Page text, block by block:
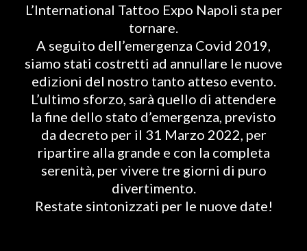
L’International Tattoo Expo Napoli sta per
tornare.
A seguito dell’emergenza Covid 2019,
siamo stati costretti ad annullare le nuove
edizioni del nostro tanto atteso evento.
L’ultimo sforzo, sarà quello di attendere
la fine dello stato d’emergenza, previsto
da decreto per il 31 Marzo 2022, per
ripartire alla grande e con la completa
serenità, per vivere tre giorni di puro
divertimento.
Restate sintonizzati per le nuove date!